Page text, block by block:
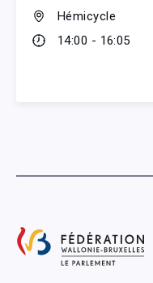
Hémicycle
14:00 - 16:05